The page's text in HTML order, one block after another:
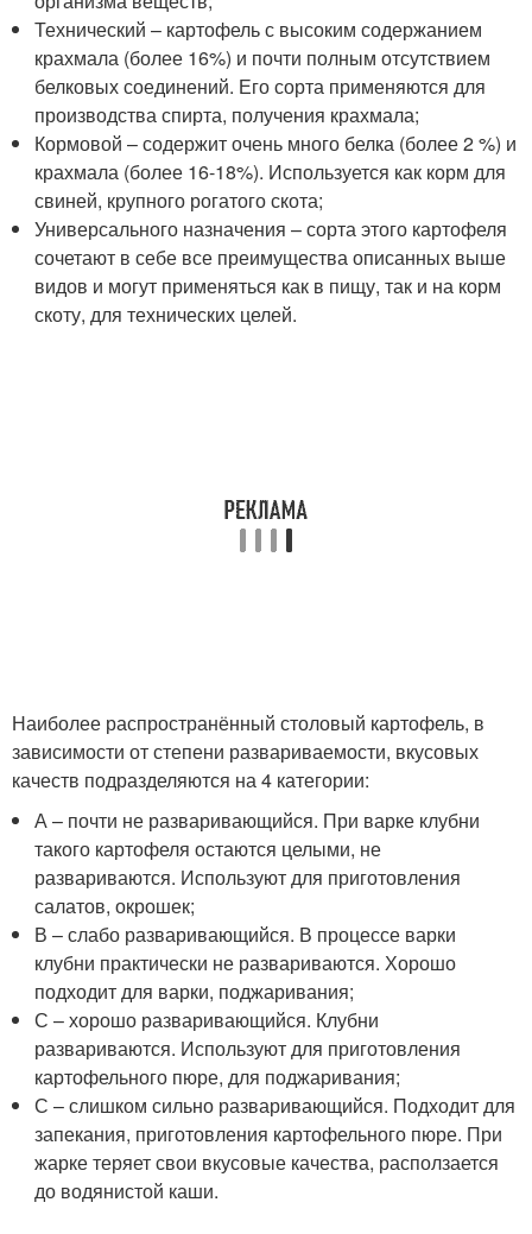
Технический – картофель с высоким содержанием
крахмала (более 16%) и почти полным отсутствием
белковых соединений. Его сорта применяются для
производства спирта, получения крахмала;
Кормовой – содержит очень много белка (более 2 %) и
крахмала (более 16-18%). Используется как корм для
свиней, крупного рогатого скота;
Универсального назначения – сорта этого картофеля
сочетают в себе все преимущества описанных выше
видов и могут применяться как в пищу, так и на корм
скоту, для технических целей.
Наиболее распространённый столовый картофель, в
зависимости от степени развариваемости, вкусовых
качеств подразделяются на 4 категории:
А – почти не разваривающийся. При варке клубни
такого картофеля остаются целыми, не
развариваются. Используют для приготовления
салатов, окрошек;
В – слабо разваривающийся. В процессе варки
клубни практически не развариваются. Хорошо
подходит для варки, поджаривания;
С – хорошо разваривающийся. Клубни
развариваются. Используют для приготовления
картофельного пюре, для поджаривания;
С – слишком сильно разваривающийся. Подходит для
запекания, приготовления картофельного пюре. При
жарке теряет свои вкусовые качества, расползается
до водянистой каши.